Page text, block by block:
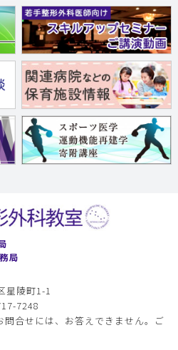
局
陵町1-1
7248
合せには、お答えできません。ご